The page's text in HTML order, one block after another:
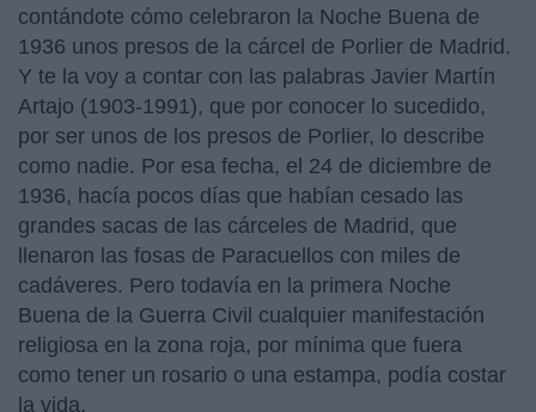
contándote cómo celebraron la Noche Buena de
1936 unos presos de la cárcel de Porlier de Madrid.
Y te la voy a contar con las palabras Javier Martín
Artajo (1903-1991), que por conocer lo sucedido,
por ser unos de los presos de Porlier, lo describe
como nadie. Por esa fecha, el 24 de diciembre de
1936, hacía pocos días que habían cesado las
grandes sacas de las cárceles de Madrid, que
llenaron las fosas de Paracuellos con miles de
cadáveres. Pero todavía en la primera Noche
Buena de la Guerra Civil cualquier manifestación
religiosa en la zona roja, por mínima que fuera
como tener un rosario o una estampa, podía costar
la vida.